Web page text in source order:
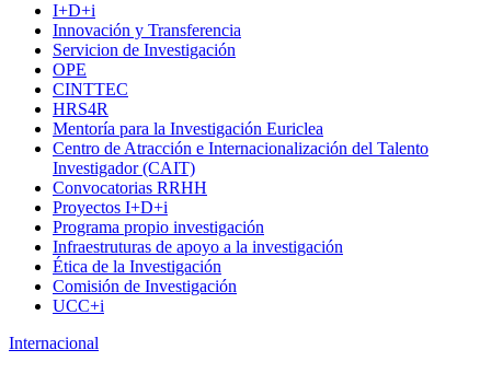
I+D+i
Innovación y Transferencia
Servicion de Investigación
OPE
CINTTEC
HRS4R
Mentoría para la Investigación Euriclea
Centro de Atracción e Internacionalización del Talento
Investigador (CAIT)
Convocatorias RRHH
Proyectos I+D+i
Programa propio investigación
Infraestruturas de apoyo a la investigación
Ética de la Investigación
Comisión de Investigación
UCC+i
Internacional